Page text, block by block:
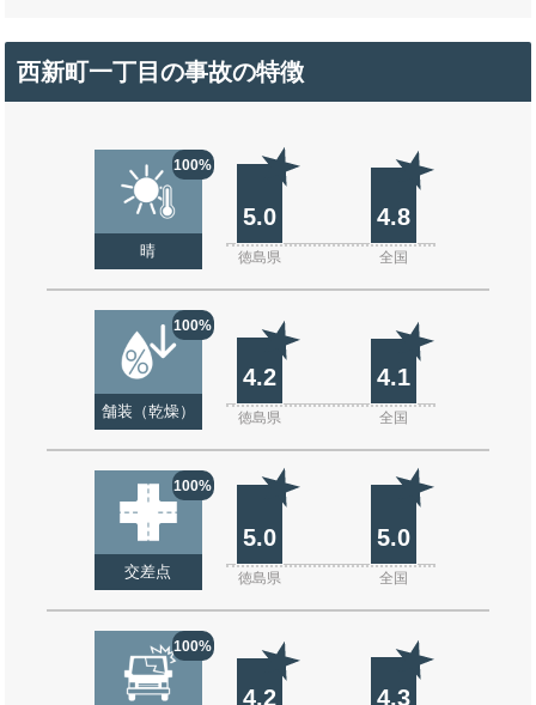
西新町一丁目の事故の特徴
100%
晴
5.0 4.8
徳島県 全国
100%
舗装（乾燥）
4.2 4.1
徳島県 全国
100%
交差点
5.0 5.0
徳島県 全国
100%
4.2 4.3